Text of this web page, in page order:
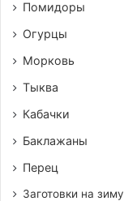
Помидоры
Огурцы
Морковь
Тыква
Кабачки
Баклажаны
Перец
Заготовки на зиму